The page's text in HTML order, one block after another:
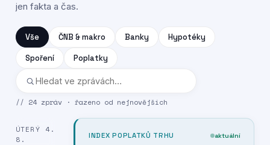
jen fakta a čas.
Vše ČNB & makro Banky Hypotéky
Spoření Poplatky
// 24 zpráv · řazeno od nejnovějších
ÚTERÝ 4.
8.
INDEX POPLATKŮ TRHU aktuální